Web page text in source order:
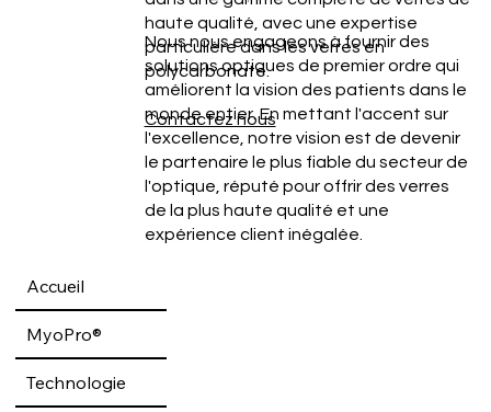
haute qualité, avec une expertise
particulière dans les verres en
polycarbonate.
Contactez nous
Nous nous engageons à fournir des
solutions optiques de premier ordre qui
améliorent la vision des patients dans le
monde entier. En mettant l'accent sur
l'excellence, notre vision est de devenir
le partenaire le plus fiable du secteur de
l'optique, réputé pour offrir des verres
de la plus haute qualité et une
expérience client inégalée.
Accueil
MyoPro®
Technologie